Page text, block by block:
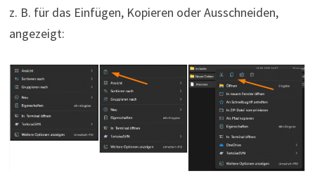
z. B. für das Einfügen, Kopieren oder Ausschneiden,
angezeigt: